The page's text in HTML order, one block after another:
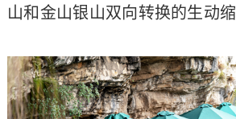
山和金山银山双向转换的生动缩